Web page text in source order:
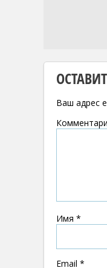
Ваш адрес
Имя *
Email *